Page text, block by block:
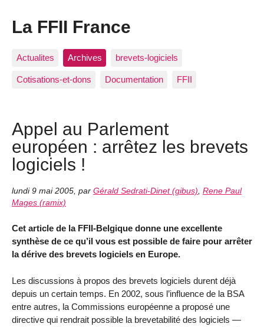
La FFII France
Actualites Archives brevets-logiciels
Cotisations-et-dons Documentation FFII
Appel au Parlement
européen : arrêtez les brevets
logiciels !
lundi 9 mai 2005 par Gérald Sedrati-Dinet (gibus) Rene Paul
Mages (ramix)
Cet article de la FFII-Belgique donne une excellente
synthèse de ce qu’il vous est possible de faire pour arrêter
la dérive des brevets logiciels en Europe.
Les discussions à propos des brevets logiciels durent déjà
depuis un certain temps. En 2002, sous l’influence de la BSA
entre autres, la Commissions européenne a proposé une
directive qui rendrait possible la brevetabilité des logiciels —